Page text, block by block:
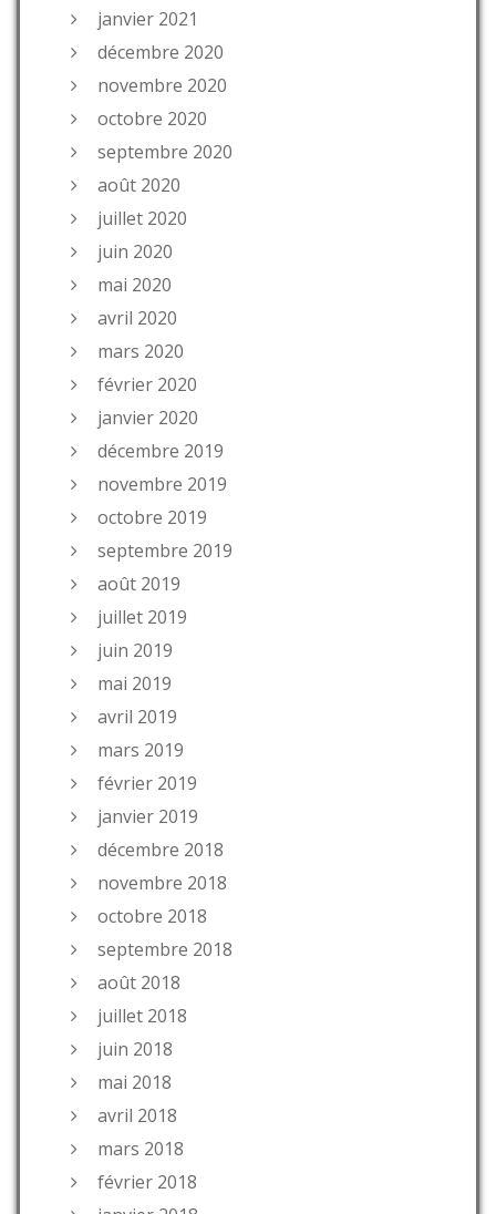
janvier 2021
décembre 2020
novembre 2020
octobre 2020
septembre 2020
août 2020
juillet 2020
juin 2020
mai 2020
avril 2020
mars 2020
février 2020
janvier 2020
décembre 2019
novembre 2019
octobre 2019
septembre 2019
août 2019
juillet 2019
juin 2019
mai 2019
avril 2019
mars 2019
février 2019
janvier 2019
décembre 2018
novembre 2018
octobre 2018
septembre 2018
août 2018
juillet 2018
juin 2018
mai 2018
avril 2018
mars 2018
février 2018